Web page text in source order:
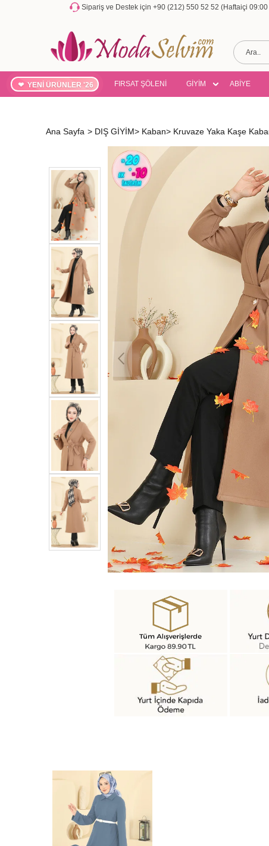
Sipariş ve Destek için +90 (212) 550 52 52 (Haftaiçi
YENİ ÜRÜNLER '26 FIRSAT ŞÖLENİ GİYİM ABİYE
Ana Sayfa > DIŞ GİYİM> Kaban> Kruvaze Yaka Kaşe